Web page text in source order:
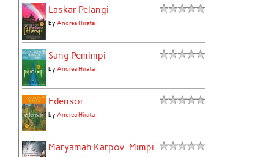
Laskar Pelangi
byAndrea Hirata
Sang Pemimpi
byAndrea Hirata
Edensor
byAndrea Hirata
Maryamah Karpov: Mimpi-